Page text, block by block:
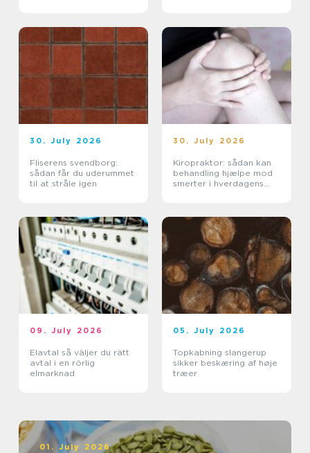
30. July 2026
Fliserens svendborg:
sådan får du uderummet
til at stråle igen
30. July 2026
Kiropraktor: sådan kan
behandling hjælpe mod
smerter i hverdagens
09. July 2026
Elavtal så väljer du rätt
avtal i en rörlig
elmarknad
05. July 2026
Topkabning slangerup
sikker beskæring af høje
træer
01. July 2026